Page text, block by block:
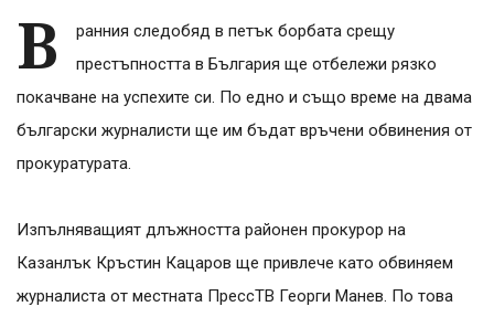
В
ранния следобяд в петък борбата срещу
престъпността в България ще отбележи рязко
покачване на успехите си. По едно и също време на двама
български журналисти ще им бъдат връчени обвинения от
прокуратурата.
Изпълняващият длъжността районен прокурор на
Казанлък Кръстин Кацаров ще привлече като обвиняем
журналиста от местната ПрессТВ Георги Манев. По това